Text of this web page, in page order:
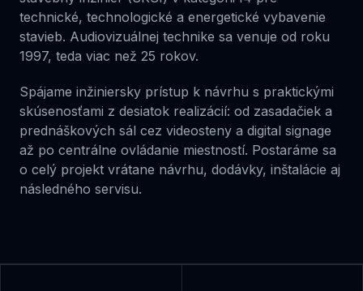
technické, technologické a energetické vybavenie
stavieb. Audiovizuálnej technike sa venuje od roku
1997, teda viac než 25 rokov.
Spájame inžiniersky prístup k návrhu s praktickými
skúsenosťami z desiatok realizácií: od zasadačiek a
prednáškových sál cez videosteny a digital signage
až po centrálne ovládanie miestností. Postaráme sa
o celý projekt vrátane návrhu, dodávky, inštalácie aj
následného servisu.